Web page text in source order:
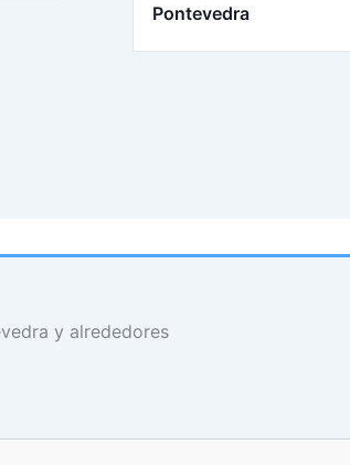
Pontevedra
y alrededores